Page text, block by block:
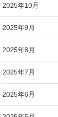
2025年10月
2025年9月
2025年8月
2025年7月
2025年6月